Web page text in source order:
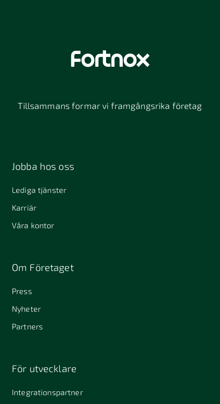
Tillsammans formar vi framgångsrika företag
Jobba hos oss
Lediga tjänster
Karriär
Våra kontor
Om Företaget
Press
Nyheter
Partners
För utvecklare
Integrationspartner